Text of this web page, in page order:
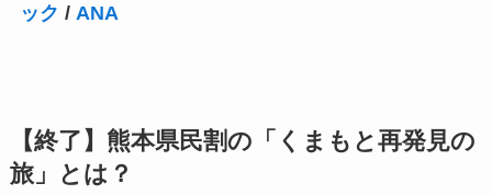
ック / ANA
【終了】熊本県民割の「くまもと再発見の
旅」とは？